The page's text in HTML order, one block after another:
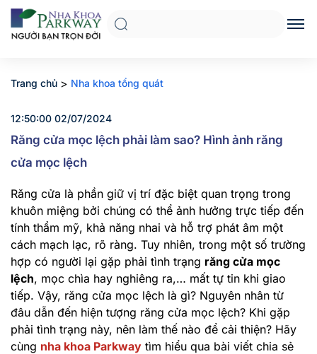
Trang chủ > Nha khoa tổng quát
12:50:00 02/07/2024
Răng cửa mọc lệch phải làm sao? Hình ảnh răng
cửa mọc lệch
Răng cửa là phần giữ vị trí đặc biệt quan trọng trong
khuôn miệng bởi chúng có thể ảnh hưởng trực tiếp đến
tính thẩm mỹ, khả năng nhai và hỗ trợ phát âm một
cách mạch lạc, rõ ràng. Tuy nhiên, trong một số trường
hợp có người lại gặp phải tình trạng răng cửa mọc
lệch, mọc chìa hay nghiêng ra,… mất tự tin khi giao
tiếp. Vậy, răng cửa mọc lệch là gì? Nguyên nhân từ
đâu dẫn đến hiện tượng răng cửa mọc lệch? Khi gặp
phải tình trạng này, nên làm thế nào để cải thiện? Hãy
cùng nha khoa Parkway tìm hiểu qua bài viết chia sẻ